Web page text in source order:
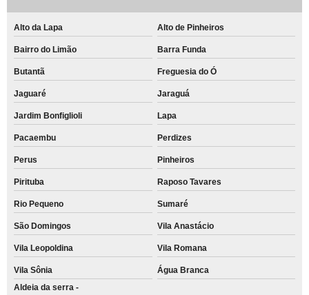
Alto da Lapa Alto de Pinheiros
Bairro do Limão Barra Funda
Butantã Freguesia do Ó
Jaguaré Jaraguá
Jardim Bonfiglioli Lapa
Pacaembu Perdizes
Perus Pinheiros
Pirituba Raposo Tavares
Rio Pequeno Sumaré
São Domingos Vila Anastácio
Vila Leopoldina Vila Romana
Vila Sônia
Água Branca
Aldeia da serra -